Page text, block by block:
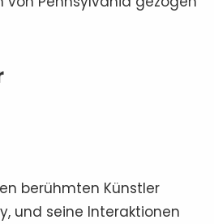
berühmten Künstler
und seine Interaktionen